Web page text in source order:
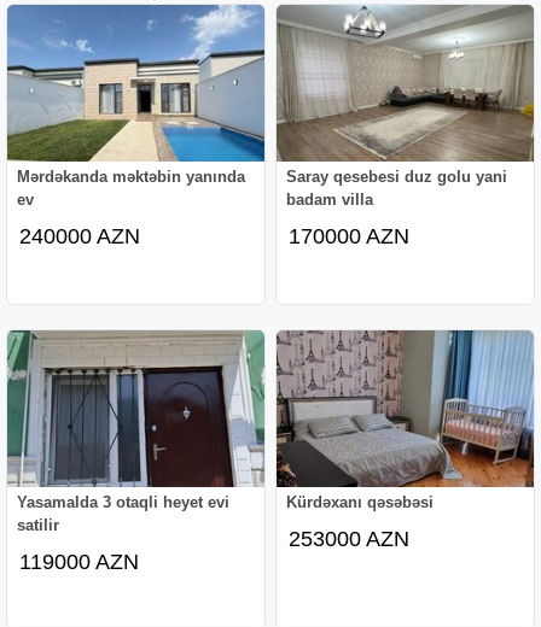
Mərdəkanda məktəbin yanında
ev
240000 AZN
Saray qesebesi duz golu yani
badam villa
170000 AZN
Yasamalda 3 otaqli heyet evi
satilir
119000 AZN
Kürdəxanı qəsəbəsi
253000 AZN